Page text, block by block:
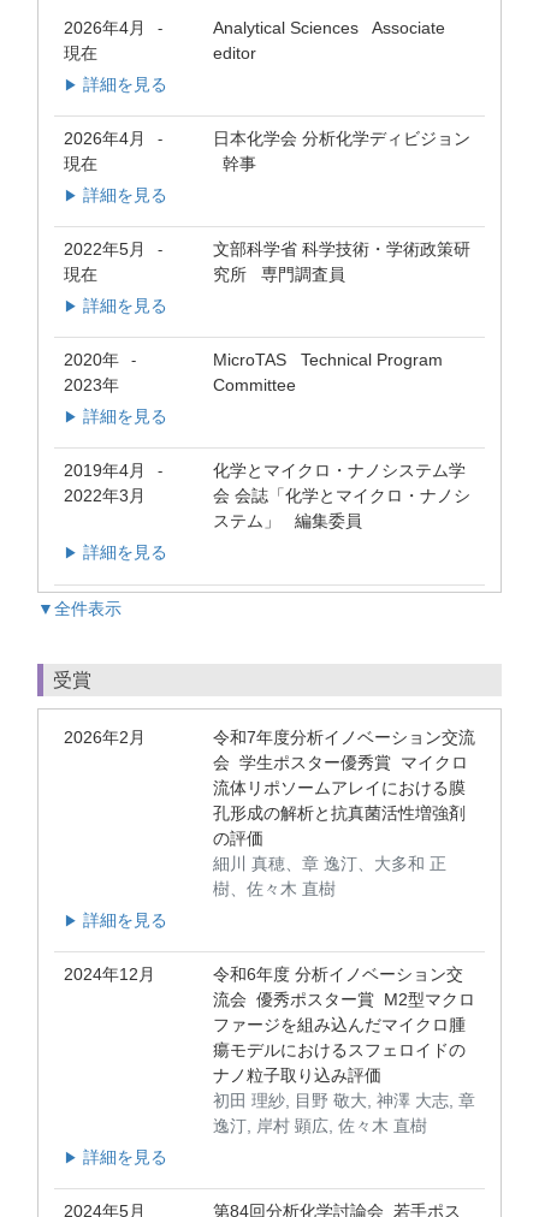
2026年4月 -
現在
Analytical Sciences Associate
editor
▶ 詳細を見る
2026年4月 -
現在
日本化学会 分析化学ディビジョン
幹事
▶ 詳細を見る
2022年5月 -
現在
文部科学省 科学技術・学術政策研
究所 専門調査員
▶ 詳細を見る
2020年 -
2023年
MicroTAS Technical Program
Committee
▶ 詳細を見る
2019年4月 -
2022年3月
化学とマイクロ・ナノシステム学
会 会誌「化学とマイクロ・ナノシ
ステム」 編集委員
▶ 詳細を見る
▼全件表示
受賞
2026年2月
令和7年度分析イノベーション交流
会 学生ポスター優秀賞 マイクロ
流体リポソームアレイにおける膜
孔形成の解析と抗真菌活性増強剤
の評価
細川 真穂、章 逸汀、大多和 正
樹、佐々木 直樹
▶ 詳細を見る
2024年12月
令和6年度 分析イノベーション交
流会 優秀ポスター賞 M2型マクロ
ファージを組み込んだマイクロ腫
瘍モデルにおけるスフェロイドの
ナノ粒子取り込み評価
初田 理紗, 目野 敬大, 神澤 大志, 章
逸汀, 岸村 顕広, 佐々木 直樹
▶ 詳細を見る
2024年5月
第84回分析化学討論会 若手ポス